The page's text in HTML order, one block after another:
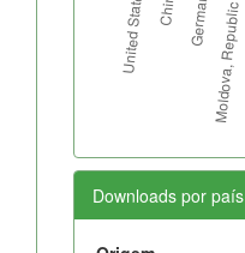
Downloads por país